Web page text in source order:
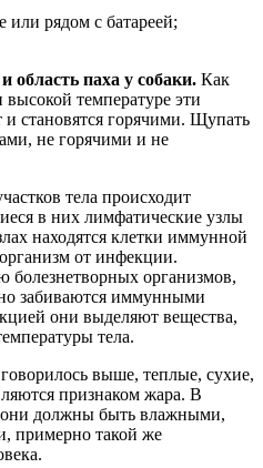
или рядом с батареей;
паха у собаки. Как
температуре эти
и становятся горячими. Щупать
не горячими и не
тела происходит
в них лимфатические узлы
находятся клетки иммунной
от инфекции.
болезнетворных организмов,
забиваются иммунными
они выделяют вещества,
тела.
выше, теплые, сухие,
признаком жара. В
они должны быть влажными,
примерно такой же